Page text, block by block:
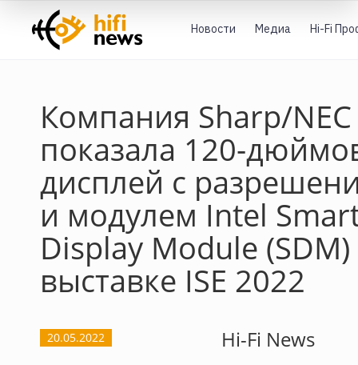
Новости Медиа Hi-Fi
Компания Sharp/NEC
показала 120-
дисплей с
и модулем Intel
Display Module
выставке ISE 2022
20.05.2022 Hi-Fi News